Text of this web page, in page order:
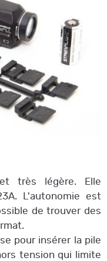
très légère. Elle
L'autonomie est
de trouver des
pour insérer la pile
tension qui limite